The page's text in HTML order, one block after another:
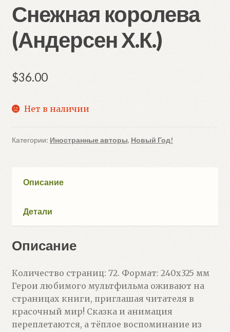
Снежная королева
(Андерсен Х.К.)
$36.00
Нет в наличии
Категории: Иностранные авторы, Новый Год!
Описание
Детали
Описание
Количество страниц: 72. Формат: 240х325 мм
Герои любимого мультфильма оживают на
страницах книги, приглашая читателя в
красочный мир! Сказка и анимация
переплетаются, а тёплое воспоминание из